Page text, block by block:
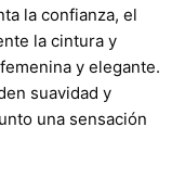
la confianza, el
la cintura y
y elegante.
suavidad y
una sensación